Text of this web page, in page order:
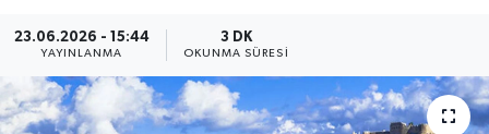
23.06.2026 - 15:44
YAYINLANMA
3 DK
OKUNMA SÜRESI
Turizm
Ekonomi
Son Dakika Haberleri
Haber Arşivi